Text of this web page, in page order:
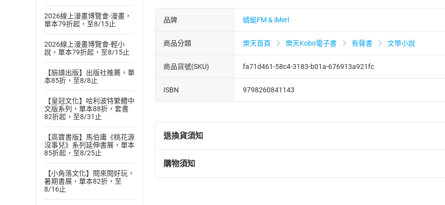
2026線上漫畫博覽會-漫畫，
單本79折起，至8/15止
2026線上漫畫博覽會-輕小
說，單本79折起，至8/15止
【臉譜出版】出版社推薦，單
本85折，至8/8止
【皇冠文化】哈利波特繁體中
文版系列，單本88折，套書
82折起，至8/31止
【高寶書版】馬伯庸《桃花源
沒事兒》系列延伸書展，單本
85折起，至8/25止
【小角落文化】閱來閱好玩，
暑期書展，單本82折，至
8/16止
品牌 蜻蜓FM & iMerl
商品分類 樂天首頁 樂天Kobo電子書 有聲書 文學小說
商品貨號(SKU) fa71d461-58c4-3183-b01a-676913a921fc
ISBN 9798260841143
退換貨須知
退換貨規定：
(一)依消費者保護法第19條第1項後段暨通訊交易解除權合理例外情事適用
購物須知